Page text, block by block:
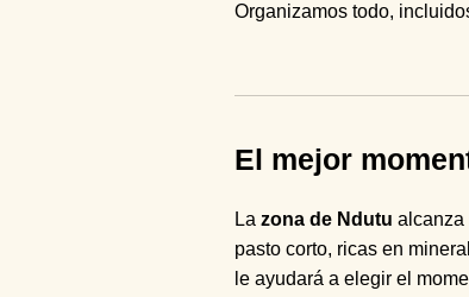
Organizamos todo,
El mejor
La zona de Ndutu alcanza
pasto corto, ricas en
le ayudará a elegir el